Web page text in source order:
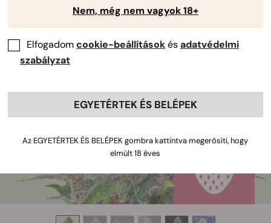
Nem, még nem vagyok 18+
Elfogadomcookie-beállításokésadatvédelmi
szabályzat
EGYETÉRTEK ÉS BELÉPEK
Az EGYETÉRTEK ÉS BELÉPEK gombra kattintva megerősíti, hogy
elmúlt 18 éves